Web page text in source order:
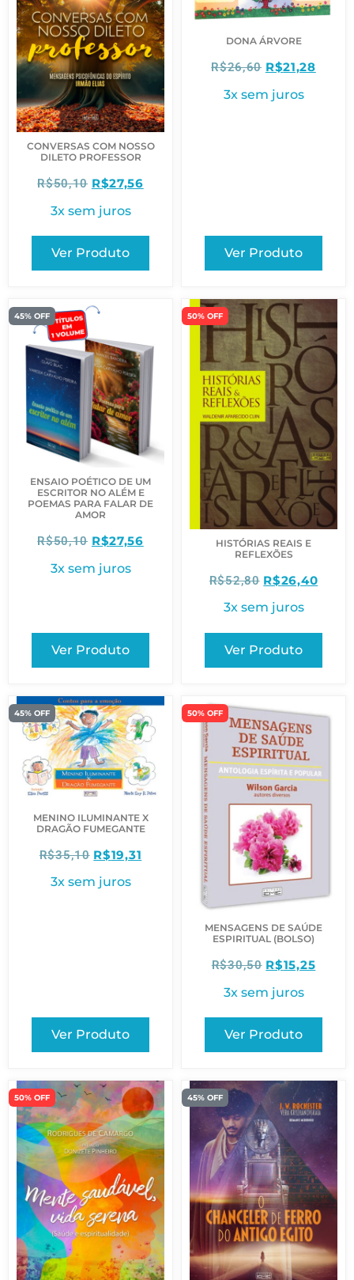
CONVERSAS COM NOSSO
DILETO PROFESSOR
R$50,10 R$27,56
3x sem juros
Ver Produto
DONA ÁRVORE
R$26,60 R$21,28
3x sem juros
Ver Produto
45% OFF
ENSAIO POÉTICO DE UM
ESCRITOR NO ALÉM E
POEMAS PARA FALAR DE
AMOR
R$50,10 R$27,56
3x sem juros
Ver Produto
50% OFF
HISTÓRIAS REAIS E
REFLEXÕES
R$52,80 R$26,40
3x sem juros
Ver Produto
45% OFF
MENINO ILUMINANTE X
DRAGÃO FUMEGANTE
R$35,10 R$19,31
3x sem juros
Ver Produto
50% OFF
MENSAGENS DE SAÚDE
ESPIRITUAL (BOLSO)
R$30,50 R$15,25
3x sem juros
Ver Produto
50% OFF 45% OFF